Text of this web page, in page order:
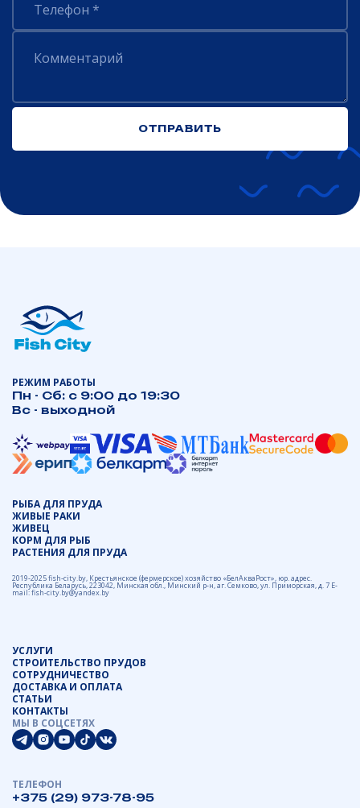
РЕЖИМ РАБОТЫ
Пн - Сб: с 9:00 до 19:30
Вс - выходной
РЫБА ДЛЯ ПРУДА
ЖИВЫЕ РАКИ
ЖИВЕЦ
КОРМ ДЛЯ РЫБ
РАСТЕНИЯ ДЛЯ ПРУДА
2019-2025 fish-city.by, Крестьянское (фермерское) хозяйство «БелАкваРост», юр. адрес.
Республика Беларусь, 223042, Минская обл., Минский р-н, аг. Семково, ул. Приморская, д. 7 E-
mail: fish-city.by@yandex.by
УСЛУГИ
СТРОИТЕЛЬСТВО ПРУДОВ
СОТРУДНИЧЕСТВО
ДОСТАВКА И ОПЛАТА
СТАТЬИ
КОНТАКТЫ
МЫ В СОЦСЕТЯХ
ТЕЛЕФОН
+375 (29) 973-78-95